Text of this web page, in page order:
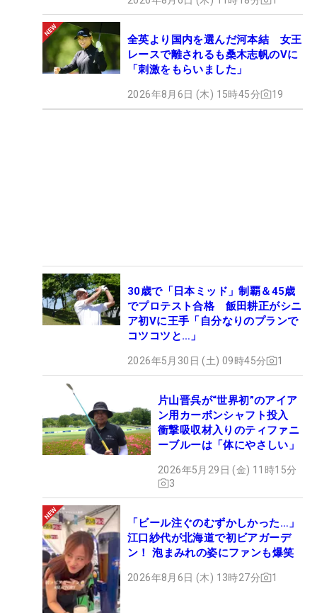
全英より国内を選んだ河本結 女王
レースで離されるも桑木志帆のVに
「刺激をもらいました」
2026年8月6日 (木) 15時45分 19
30歳で「日本ミッド」制覇＆45歳
でプロテスト合格 飯田耕正がシニ
ア初Vに王手「自分なりのプランで
コツコツと…」
2026年5月30日 (土) 09時45分 1
片山晋呉が“世界初”のアイア
ン用カーボンシャフト投入
衝撃吸収材入りのティファニ
ーブルーは「体にやさしい」
2026年5月29日 (金) 11時15分
3
「ビール注ぐのむずかしかった…」
江口紗代が北海道で初ビアガーデ
ン！ 泡まみれの姿にファンも爆笑
2026年8月6日 (木) 13時27分 1